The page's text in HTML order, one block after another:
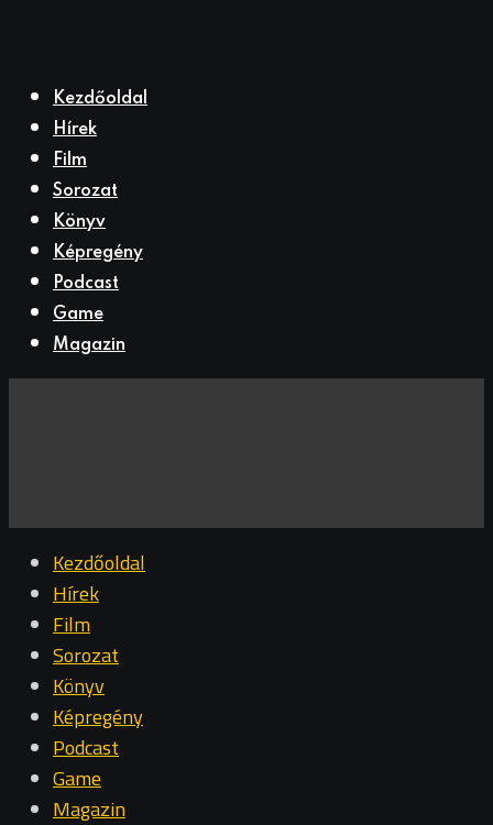
Kezdőoldal
Hírek
Film
Sorozat
Könyv
Képregény
Podcast
Game
Magazin
Kezdőoldal
Hírek
Film
Sorozat
Könyv
Képregény
Podcast
Game
Magazin